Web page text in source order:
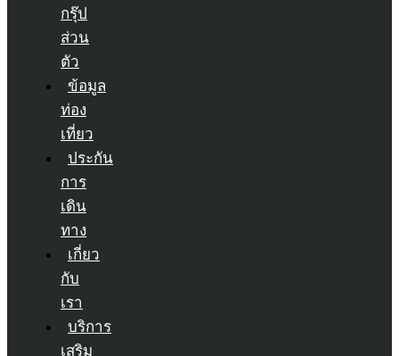
กรุ๊ป
ส่วน
ตัว
ข้อมูล
ท่อง
เที่ยว
ประกัน
การ
เดิน
ทาง
เกี่ยว
กับ
เรา
บริการ
เสริม